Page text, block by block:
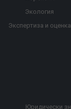
Экология
Экспертиза и оценка
Юридически